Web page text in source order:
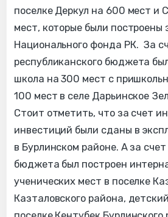
поселке Деркул на 600 мест
мест, которые были построены
Национального фонда РК. За
республиканского бюджета
школа на 300 мест с
100 мест в селе Дарьинское
Стоит отметить, что за счет
инвестиций были сданы в
в Бурлинском районе. А за
бюджета был построен
ученических мест в поселке
Казталовского района,